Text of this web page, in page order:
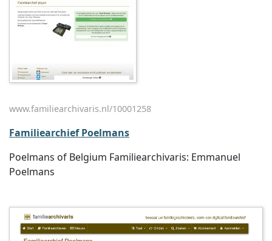
www.familiearchivaris.nl/10001258
Familiearchief Poelmans
Poelmans of Belgium Familiearchivaris: Emmanuel
Poelmans